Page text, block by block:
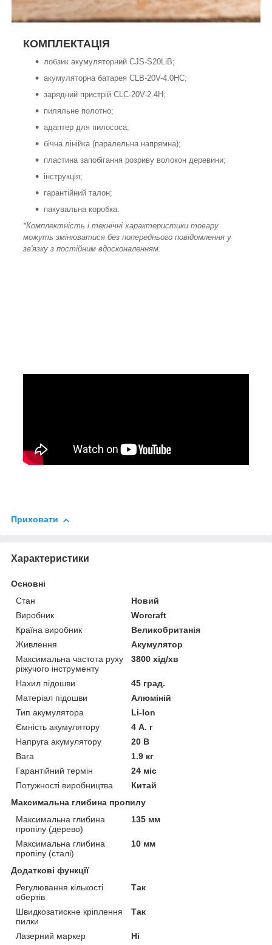
КОМПЛЕКТАЦІЯ
лобзик акумуляторний CJS-S20LiB;
акумуляторна батарея CLB-20V-4.0HC;
зарядний пристрій CLC-20V-2.4H;
пиляльне полотно;
адаптер для пилососа;
бічна лінійка (паралельна напрямна);
пластина запобігання розриву волокон деревини;
інструкція;
гарантійний талон;
пакувальна коробка.
*Комплектність і технічні характеристики товару
можуть змінюватися без попереднього повідомлення у
зв'язку з постійним вдосконаленням.
Приховати
Характеристики
Основні
Стан
Новий
Виробник
Worcraft
Країна виробник
Великобританія
Живлення
Акумулятор
Максимальна частота руху
ріжучого інструменту
3800 хід/хв
Нахил підошви
45 град.
Матеріал підошви
Алюміній
Тип акумулятора
Li-Ion
Ємність акумулятору
4 А. г
Напруга акумулятору
20 В
Вага
1.9 кг
Гарантійний термін
24 міс
Потужності виробництва
Китай
Максимальна глибина пропилу
Максимальна глибина
пропілу (дерево)
135 мм
Максимальна глибина
пропілу (сталі)
10 мм
Додаткові функції
Регулювання кількості
обертів
Так
Швидкозатискне кріплення
пилки
Так
Лазерний маркер Ні